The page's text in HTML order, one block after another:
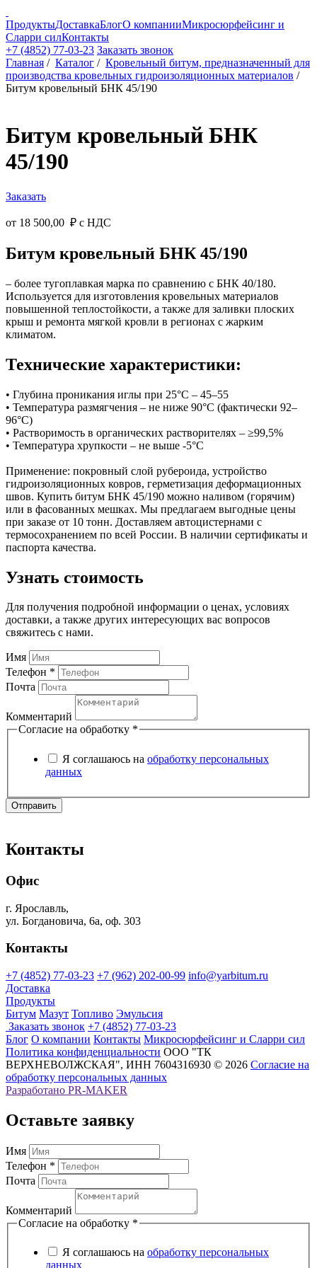
ПродуктыДоставкаБлогО компанииМикросюрфейсинг и
Сларри силКонтакты
+7 (4852) 77-03-23 Заказать звонок
Главная / Каталог / Кровельный битум, предназначенный для
производства кровельных гидроизоляционных материалов /
Битум кровельный БНК 45/190
Битум кровельный БНК
45/190
Заказать
от 18 500,00 ₽ с НДС
Битум кровельный БНК 45/190
– более тугоплавкая марка по сравнению с БНК 40/180.
Используется для изготовления кровельных материалов
повышенной теплостойкости, а также для заливки плоских
крыш и ремонта мягкой кровли в регионах с жарким
климатом.
Технические характеристики:
• Глубина проникания иглы при 25°C – 45–55
• Температура размягчения – не ниже 90°C (фактически 92–
96°C)
• Растворимость в органических растворителях – ≥99,5%
• Температура хрупкости – не выше -5°C
Применение: покровный слой рубероида, устройство
гидроизоляционных ковров, герметизация деформационных
швов. Купить битум БНК 45/190 можно наливом (горячим)
или в фасованных мешках. Мы предлагаем выгодные цены
при заказе от 10 тонн. Доставляем автоцистернами с
термосохранением по всей России. В наличии сертификаты и
паспорта качества.
Узнать стоимость
Для получения подробной информации о ценах, условиях
доставки, а также других интересующих вас вопросов
свяжитесь с нами.
Имя
Телефон *
Почта
Комментарий
Согласие на обработку *
Я соглашаюсь на обработку персональных
данных
Отправить
Контакты
Офис
г. Ярославль,
ул. Богдановича, 6а, оф. 303
Контакты
+7 (4852) 77-03-23 +7 (962) 202-00-99 info@yarbitum.ru
Доставка
Продукты
Битум Мазут Топливо Эмульсия
Заказать звонок +7 (4852) 77-03-23
Блог О компании Контакты Микросюрфейсинг и Сларри сил
Политика конфиденциальности ООО "ТК
ВЕРХНЕВОЛЖСКАЯ", ИНН 7604316930 © 2026 Согласие на
обработку персональных данных
Разработано PR-MAKER
Оставьте заявку
Имя
Телефон *
Почта
Комментарий
Согласие на обработку *
Я соглашаюсь на обработку персональных
данных